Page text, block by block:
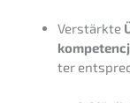
Verstärk­te
ter